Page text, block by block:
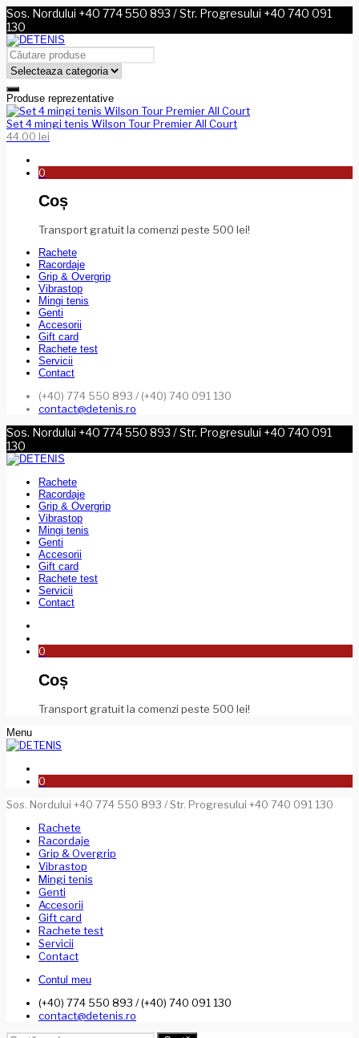
Sos. Nordului +40 774 550 893 / Str. Progresului +40 740 091
130
Produse reprezentative
Set 4 mingi tenis Wilson Tour Premier All Court
44.00 lei
0
Coș
Transport gratuit la comenzi peste 500 lei!
Rachete
Racordaje
Grip & Overgrip
Vibrastop
Mingi tenis
Genti
Accesorii
Gift card
Rachete test
Servicii
Contact
(+40) 774 550 893 / (+40) 740 091 130
contact@detenis.ro
Sos. Nordului +40 774 550 893 / Str. Progresului +40 740 091
130
Rachete
Racordaje
Grip & Overgrip
Vibrastop
Mingi tenis
Genti
Accesorii
Gift card
Rachete test
Servicii
Contact
0
Coș
Transport gratuit la comenzi peste 500 lei!
Menu
0
Sos. Nordului +40 774 550 893 / Str. Progresului +40 740 091 130
Rachete
Racordaje
Grip & Overgrip
Vibrastop
Mingi tenis
Genti
Accesorii
Gift card
Rachete test
Servicii
Contact
Contul meu
(+40) 774 550 893 / (+40) 740 091 130
contact@detenis.ro